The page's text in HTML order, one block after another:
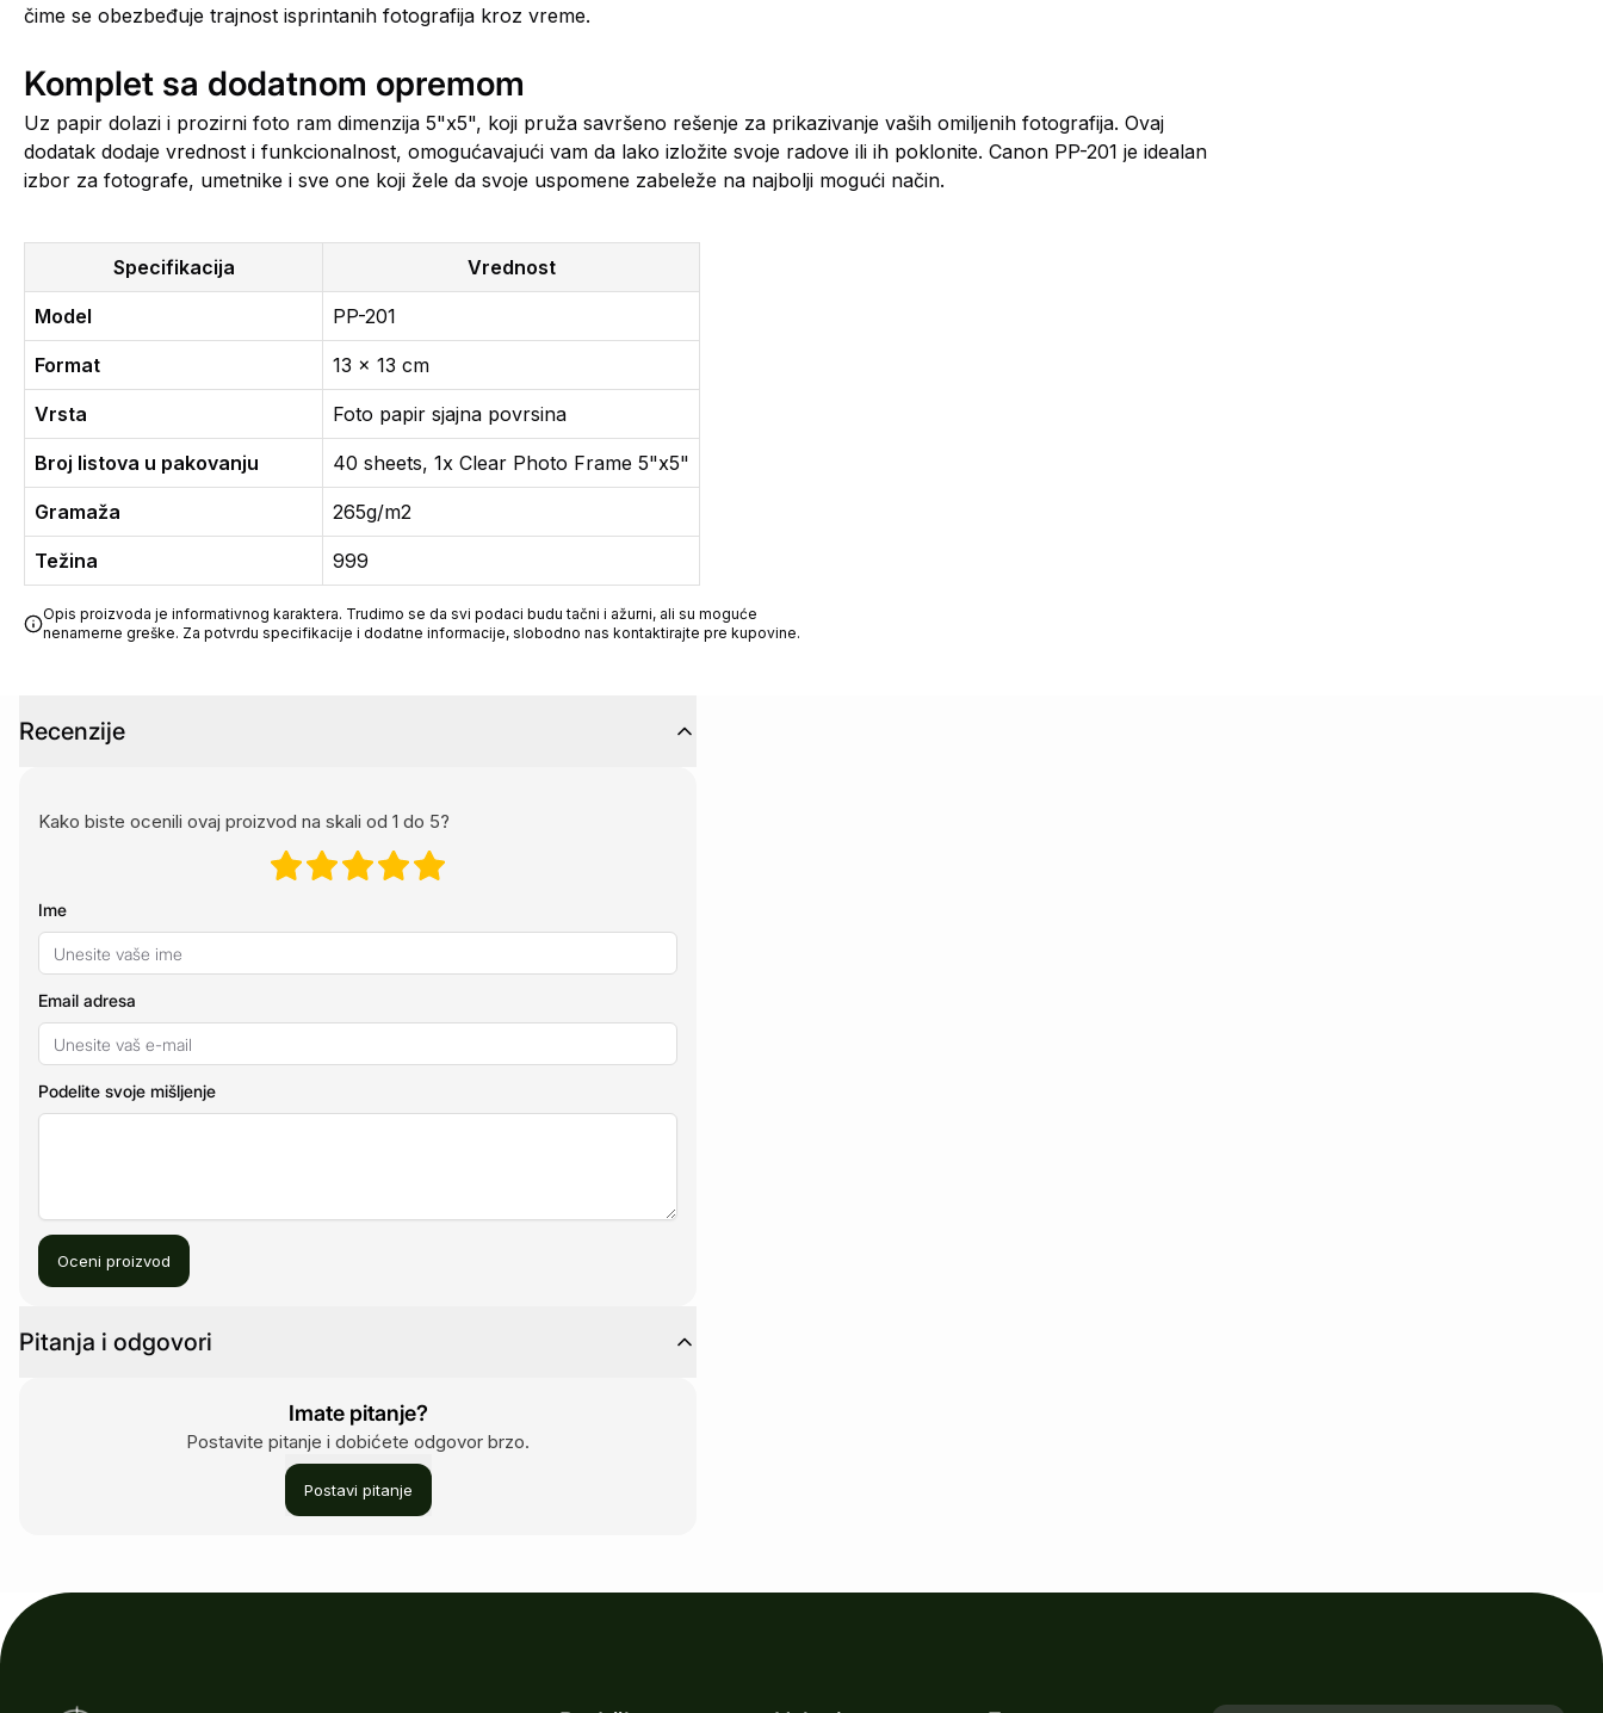
čime se obezbeđuje trajnost isprintanih fotografija kroz vreme.
Komplet sa dodatnom opremom
Uz papir dolazi i prozirni foto ram dimenzija 5"x5", koji pruža savršeno rešenje za prikazivanje vaših omiljenih fotografija. Ovaj
dodatak dodaje vrednost i funkcionalnost, omogućavajući vam da lako izložite svoje radove ili ih poklonite. Canon PP-201 je idealan
izbor za fotografe, umetnike i sve one koji žele da svoje uspomene zabeleže na najbolji mogući način.
Specifikacija Vrednost
Model PP-201
Format 13 x 13 cm
Vrsta Foto papir sjajna povrsina
Broj listova u pakovanju 40 sheets, 1x Clear Photo Frame 5"x5"
Gramaža 265g/m2
Težina 999
Opis proizvoda je informativnog karaktera. Trudimo se da svi podaci budu tačni i ažurni, ali su moguće
nenamerne greške. Za potvrdu specifikacije i dodatne informacije, slobodno nas kontaktirajte pre kupovine.
Recenzije
Kako biste ocenili ovaj proizvod na skali od 1 do 5?
Ime
Email adresa
Podelite svoje mišljenje
Oceni proizvod
Pitanja i odgovori
Imate pitanje?
Postavite pitanje i dobićete odgovor brzo.
Postavi pitanje